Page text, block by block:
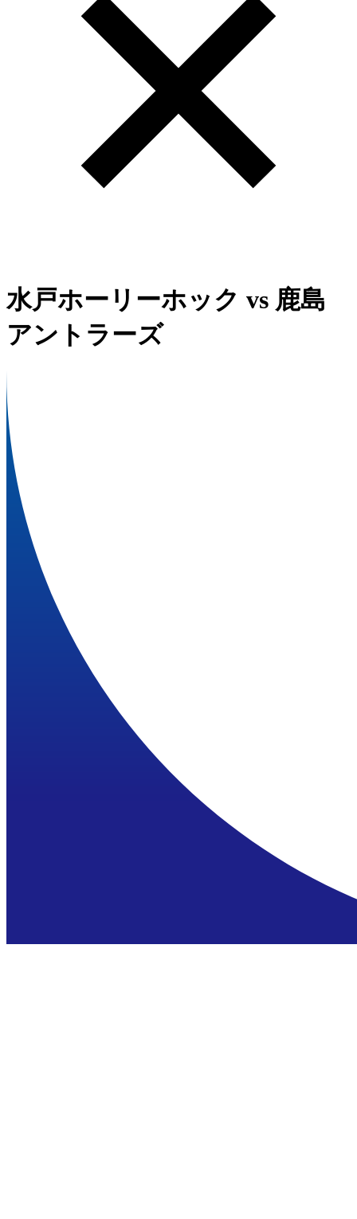
水戸ホーリーホック vs 鹿島
アントラーズ